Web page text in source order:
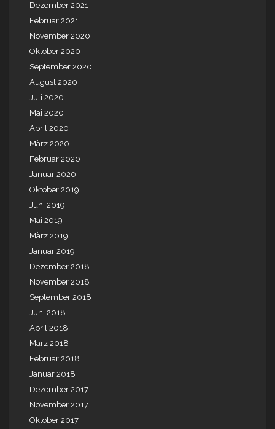
Dezember 2021
Februar 2021
November 2020
Oktober 2020
September 2020
August 2020
Juli 2020
Mai 2020
April 2020
März 2020
Februar 2020
Januar 2020
Oktober 2019
Juni 2019
Mai 2019
März 2019
Januar 2019
Dezember 2018
November 2018
September 2018
Juni 2018
April 2018
März 2018
Februar 2018
Januar 2018
Dezember 2017
November 2017
Oktober 2017